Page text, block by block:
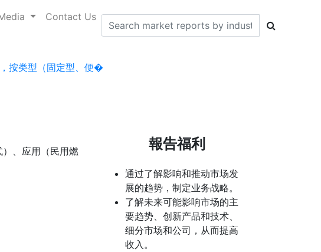
Contact Us
按类型（固定型、便�
、应用（民用燃
報告福利
通过了解影响和推动市场发
展的趋势，制定业务战略。
了解未来可能影响市场的主
要趋势、创新产品和技术、
细分市场和公司，从而提高
收入。